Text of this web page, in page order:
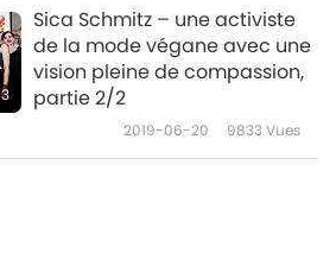
Sica Schmitz – une activiste
de la mode végane avec une
vision pleine de compassion,
partie 2/2
2019-06-20 9833Vues